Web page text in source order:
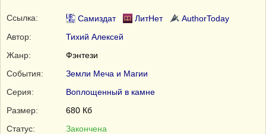
Ссылка: Самиздат ЛитНет
AuthorToday
Автор:
Тихий Алексей
Жанр:
Фэнтези
События:
Земли Меча и Магии
Серия:
Воплощенный в камне
Размер:
680 Кб
Статус:
Закончена